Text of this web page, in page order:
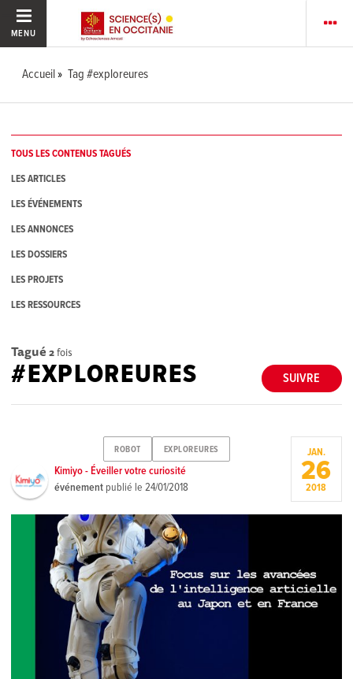
MENU
Accueil Tag #exploreures
TOUS LES CONTENUS TAGUÉS
LES ARTICLES
LES ÉVÉNEMENTS
LES ANNONCES
LES DOSSIERS
LES PROJETS
LES RESSOURCES
Tagué 2fois
SUIVRE
#EXPLOREURES
ROBOT EXPLOREURES
Kimiyo - Éveiller votre curiosité
événement publié le24/01/2018
JAN.
26
2018